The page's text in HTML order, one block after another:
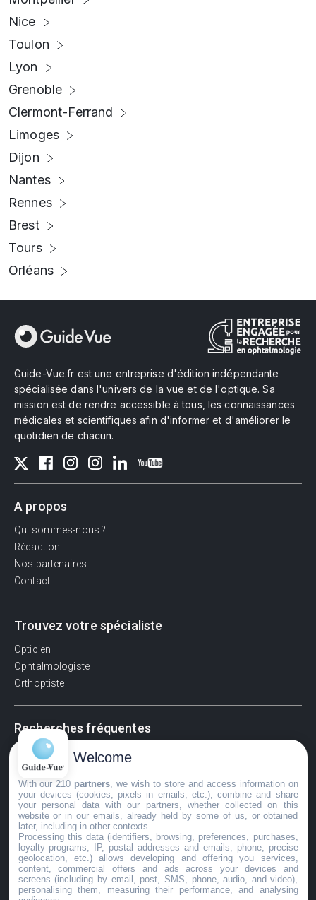
Nice
Toulon
Lyon
Grenoble
Clermont-Ferrand
Limoges
Dijon
Nantes
Rennes
Brest
Tours
Orléans
Guide-Vue.fr est une entreprise d'édition indépendante
spécialisée dans l'univers de la vue et de l'optique. Sa
mission est de rendre accessible à tous, les connaissances
médicales et scientifiques afin d'informer et d'améliorer le
quotidien de chacun.
A propos
Qui sommes-nous ?
Rédaction
Nos partenaires
Contact
Trouvez votre spécialiste
Opticien
Ophtalmologiste
Orthoptiste
Recherches fréquentes
Pathologies adultes
Signes d'une urgence ophtalmologique
La vision
Acuité visuelle
Myosis / mydriase
Œdème oculaire
©GuideVue2024
Welcome
With our 210 partners , we wish to store and access information on
your devices (cookies, pixels in emails, etc.), combine and share
your personal data with our partners, whether collected on this
website or in our emails, already held by some of us, or obtained
later, including in other contexts.
Processing this data (identifiers, browsing, preferences, purchases,
loyalty programs, IP, postal addresses and emails, phone, precise
geolocation, etc.) allows developing and offering you services,
content, commercial offers and ads across your devices and
screens (including by email, post, SMS, phone, audio, and video),
personalising them, measuring their performance, and analysing